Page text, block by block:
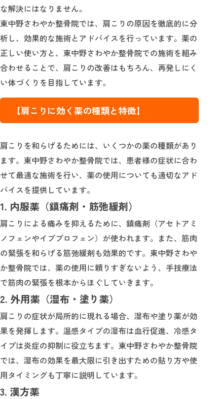
な解決にはなりません。
東中野さわやか整骨院では、肩こりの原因を徹底的に分
析し、効果的な施術とアドバイスを行っています。薬の
正しい使い方と、東中野さわやか整骨院での施術を組み
合わせることで、肩こりの改善はもちろん、再発しにく
い体づくりを目指しています。
【肩こりに効く薬の種類と特徴】
肩こりを和らげるためには、いくつかの薬の種類があり
ます。東中野さわやか整骨院では、患者様の症状に合わ
せて最適な施術を行い、薬の使用についても適切なアド
バイスを提供しています。
1. 内服薬（鎮痛剤・筋弛緩剤）
肩こりによる痛みを抑えるために、鎮痛剤（アセトアミ
ノフェンやイブプロフェン）が使われます。また、筋肉
の緊張を和らげる筋弛緩剤も効果的です。東中野さわや
か整骨院では、薬の使用に頼りすぎないよう、手技療法
で筋肉の緊張を根本からほぐしていきます。
2. 外用薬（湿布・塗り薬）
肩こりの症状が局所的に現れる場合、湿布や塗り薬が効
果を発揮します。温感タイプの湿布は血行促進、冷感タ
イプは炎症の抑制に役立ちます。東中野さわやか整骨院
では、湿布の効果を最大限に引き出すための貼り方や使
用タイミングも丁寧に説明しています。
3. 漢方薬